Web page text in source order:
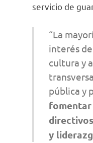
servicio de
“La
interés
cultura y
pública y
fomentar
y